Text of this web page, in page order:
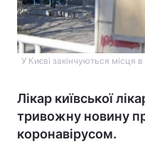
У Києві закінчуються місця
Лікар київської
тривожну новину
коронавірусом.